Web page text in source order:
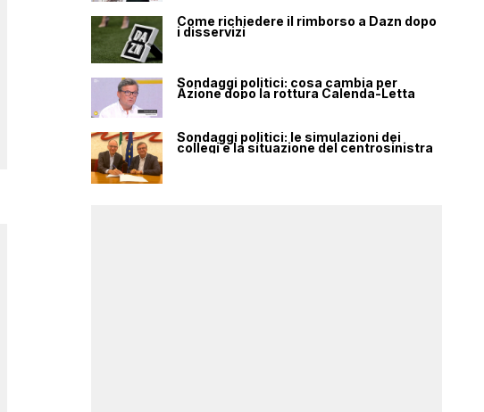
Come richiedere il rimborso a Dazn dopo
i disservizi
Sondaggi politici: cosa cambia per
Azione dopo la rottura Calenda-Letta
Sondaggi politici: le simulazioni dei
collegi e la situazione del centrosinistra